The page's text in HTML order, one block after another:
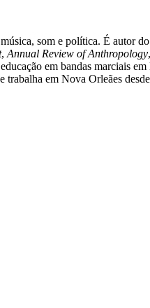
som e política. É autor
, Annual Review of Anthropology,
em bandas marciais
em Nova Orleães